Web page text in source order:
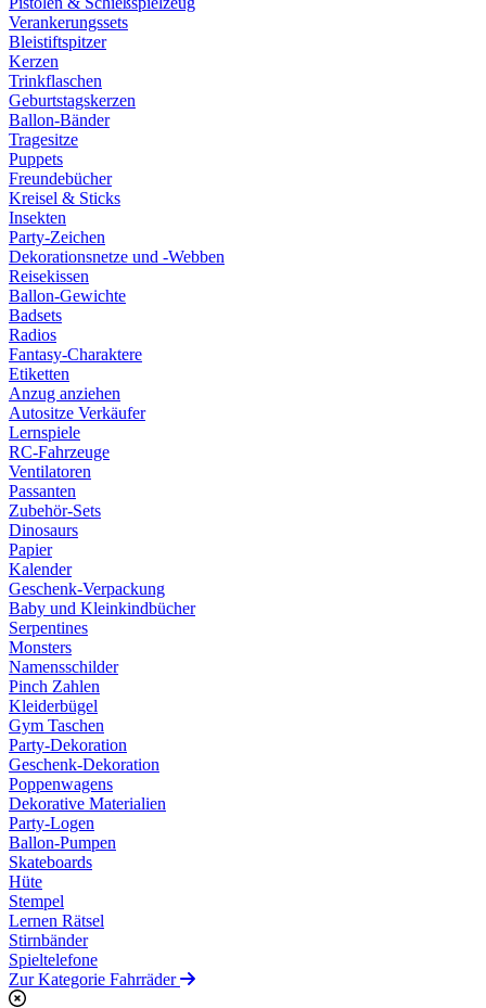
Verankerungssets
Bleistiftspitzer
Kerzen
Trinkflaschen
Geburtstagskerzen
Ballon-Bänder
Tragesitze
Puppets
Freundebücher
Kreisel & Sticks
Insekten
Party-Zeichen
Dekorationsnetze und -Webben
Reisekissen
Ballon-Gewichte
Badsets
Radios
Fantasy-Charaktere
Etiketten
Anzug anziehen
Autositze Verkäufer
Lernspiele
RC-Fahrzeuge
Ventilatoren
Passanten
Zubehör-Sets
Dinosaurs
Papier
Kalender
Geschenk-Verpackung
Baby und Kleinkindbücher
Serpentines
Monsters
Namensschilder
Pinch Zahlen
Kleiderbügel
Gym Taschen
Party-Dekoration
Geschenk-Dekoration
Poppenwagens
Dekorative Materialien
Party-Logen
Ballon-Pumpen
Skateboards
Hüte
Stempel
Lernen Rätsel
Stirnbänder
Spieltelefone
Zur Kategorie Fahrräder